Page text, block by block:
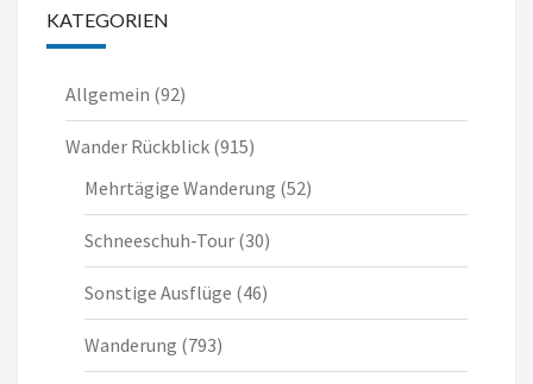
KATEGORIEN
Allgemein (92)
Wander Rückblick (915)
Mehrtägige Wanderung (52)
Schneeschuh-Tour (30)
Sonstige Ausflüge (46)
Wanderung (793)